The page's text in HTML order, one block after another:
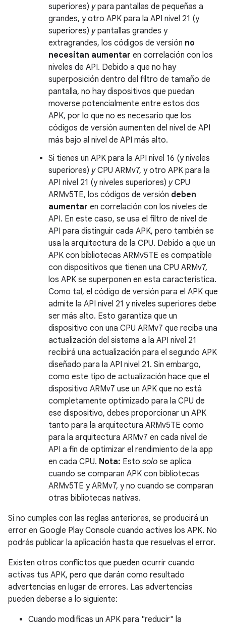
superiores) ypara pantallas de pequeñas a
grandes, y otro APK para la API nivel 21 (y
superiores) ypantallas grandes y
extragrandes, los códigos de versión no
necesitan aumentar en correlación con los
niveles de API. Debido a que no hay
superposición dentro del filtro de tamaño de
pantalla, no hay dispositivos que puedan
moverse potencialmente entre estos dos
APK, por lo que no es necesario que los
códigos de versión aumenten del nivel de API
más bajo al nivel de API más alto.
Si tienes un APK para la API nivel 16 (y niveles
superiores) yCPU ARMv7, y otro APK para la
API nivel 21 (y niveles superiores) yCPU
ARMv5TE, los códigos de versión deben
aumentar en correlación con los niveles de
API. En este caso, se usa el filtro de nivel de
API para distinguir cada APK, pero también se
usa la arquitectura de la CPU. Debido a que un
APK con bibliotecas ARMv5TE es compatible
con dispositivos que tienen una CPU ARMv7,
los APK se superponen en esta característica.
Como tal, el código de versión para el APK que
admite la API nivel 21 y niveles superiores debe
ser más alto. Esto garantiza que un
dispositivo con una CPU ARMv7 que reciba una
actualización del sistema a la API nivel 21
recibirá una actualización para el segundo APK
diseñado para la API nivel 21. Sin embargo,
como este tipo de actualización hace que el
dispositivo ARMv7 use un APK que no está
completamente optimizado para la CPU de
ese dispositivo, debes proporcionar un APK
tanto para la arquitectura ARMv5TE como
para la arquitectura ARMv7 en cada nivel de
API a fin de optimizar el rendimiento de la app
en cada CPU. Nota: Esto solo se aplica
cuando se comparan APK con bibliotecas
ARMv5TE y ARMv7, y no cuando se comparan
otras bibliotecas nativas.
Si no cumples con las reglas anteriores, se producirá un
error en Google Play Console cuando actives los APK. No
podrás publicar la aplicación hasta que resuelvas el error.
Existen otros conflictos que pueden ocurrir cuando
activas tus APK, pero que darán como resultado
advertencias en lugar de errores. Las advertencias
pueden deberse a lo siguiente:
Cuando modificas un APK para "reducir" la